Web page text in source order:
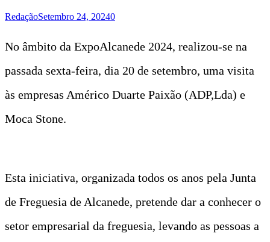
RedaçãoSetembro 24, 20240
No âmbito da ExpoAlcanede 2024, realizou-se na
passada sexta-feira, dia 20 de setembro, uma visita
às empresas Américo Duarte Paixão (ADP,Lda) e
Moca Stone.
Esta iniciativa, organizada todos os anos pela Junta
de Freguesia de Alcanede, pretende dar a conhecer o
setor empresarial da freguesia, levando as pessoas a